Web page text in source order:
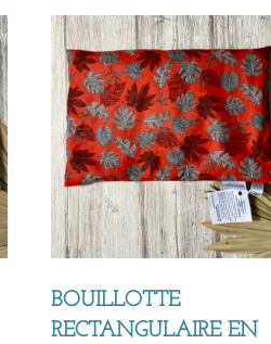
BOUILLOTTE
RECTANGULAIRE EN